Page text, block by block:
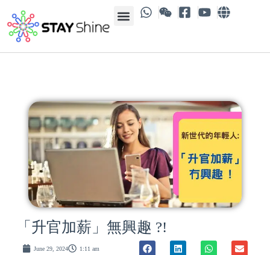
「升官加薪」無興趣 ?!
June 29, 2024 1:11 am